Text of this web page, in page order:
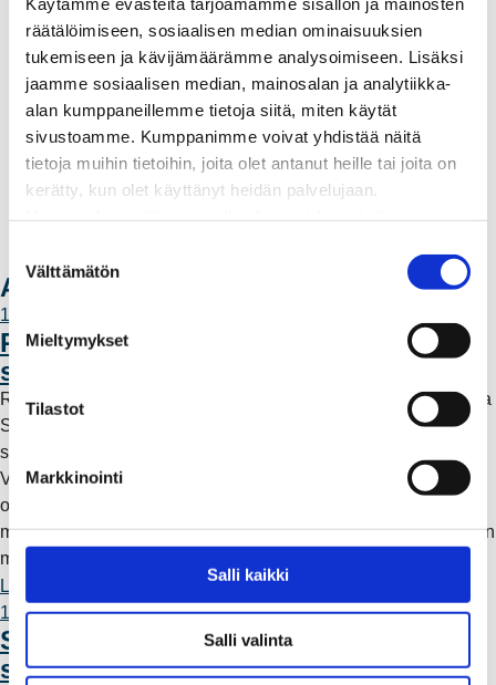
räätälöimiseen, sosiaalisen median ominaisuuksien
tukemiseen ja kävijämäärämme analysoimiseen. Lisäksi
jaamme sosiaalisen median, mainosalan ja analytiikka-
alan kumppaneillemme tietoja siitä, miten käytät
sivustoamme. Kumppanimme voivat yhdistää näitä
tietoja muihin tietoihin, joita olet antanut heille tai joita on
kerätty, kun olet käyttänyt heidän palvelujaan.
u
s
t
u
m
u
k
e
n
v
a
l
i
n
Välttämätön
Mieltymykset
Tilastot
Markkinointi
Salli kaikki
Salli valinta
Aurinkosähkön hankinta
Energiansäästö kotitaloudessa
Kulutuksen seuranta
Laskutus
Muuttajalle
Sähköauton lataaminen
Valtakirja ja asiointi toisen puolesta
Ajankohtaista
11.6.2026 12:00
Rauman Energia vahvistaa rooliaan
sähköntuotannossa
Rauman Energia on ostanut lisää osuuksia sähköntuotannosta
Suomessa ja Pohjoismaissa, kun Kokemäen Sähkö Oy myi
sähköntuotanto-osuutensa Rauman Energia Oy:lle.
Vappuaattona toteutunut kauppa parantaa yhtiön
omavaraisuutta ja lisää päästötöntä sähköntuotantoa. Mutta
mitä tämä tarkoittaa käytännössä – ja miksi sähköntuotantoa on
myös kaukana Raumalta?
Lue lisää
11.6.2026 12:00
Säävarma sähköverkko rakentuu
saaristoon